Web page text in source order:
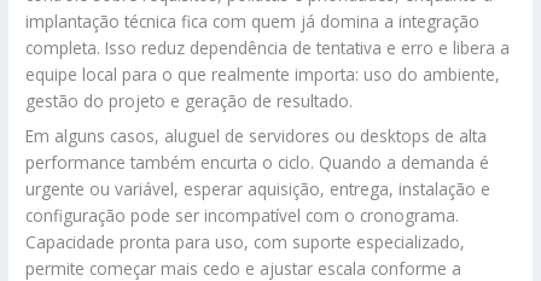
implantação técnica fica com quem já domina a integração
completa. Isso reduz dependência de tentativa e erro e libera a
equipe local para o que realmente importa: uso do ambiente,
gestão do projeto e geração de resultado.
Em alguns casos, aluguel de servidores ou desktops de alta
performance também encurta o ciclo. Quando a demanda é
urgente ou variável, esperar aquisição, entrega, instalação e
configuração pode ser incompatível com o cronograma.
Capacidade pronta para uso, com suporte especializado,
permite começar mais cedo e ajustar escala conforme a